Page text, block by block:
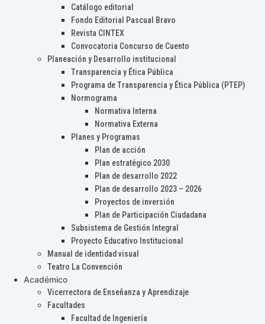
Catálogo editorial
Fondo Editorial Pascual Bravo
Revista CINTEX
Convocatoria Concurso de Cuento
Planeación y Desarrollo institucional
Transparencia y Ética Pública
Programa de Transparencia y Ética Pública (PTEP)
Normograma
Normativa Interna
Normativa Externa
Planes y Programas
Plan de acción
Plan estratégico 2030
Plan de desarrollo 2022
Plan de desarrollo 2023 – 2026
Proyectos de inversión
Plan de Participación Ciudadana
Subsistema de Gestión Integral
Proyecto Educativo Institucional
Manual de identidad visual
Teatro La Convención
Académico
Vicerrectora de Enseñanza y Aprendizaje
Facultades
Facultad de Ingeniería